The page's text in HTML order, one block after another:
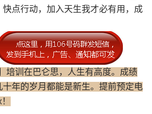
快点行动，加入天生我才必有用，成
培训在巴仑思，人生有高度。成绩
十年的岁月都能是新生。提前预定电